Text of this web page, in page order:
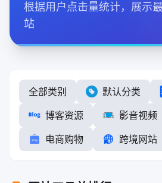
文章
根据用户点击量统计，展示
站
全部类别 默认分类
博客资源
影音视频
电商购物
跨境网站